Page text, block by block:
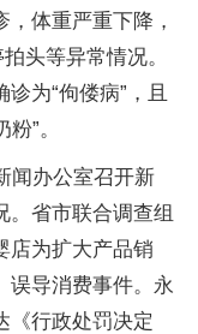
体重严重下降，
头等异常情况。
为“佝偻病”，且
”。
闻办公室召开新
。省市联合调查组
店为扩大产品销
误导消费事件。永
《行政处罚决定